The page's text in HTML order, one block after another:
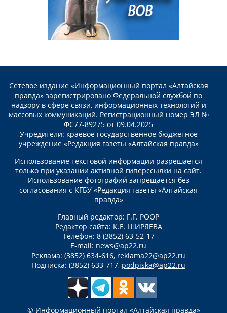
Сетевое издание «Информационный портал «Алтайская
правда» зарегистрировано Федеральной службой по
надзору в сфере связи, информационных технологий и
массовых коммуникаций. Регистрационный номер ЭЛ №
ФС77-89275 от 09.04.2025
Учредители: краевое государственное бюджетное
учреждение «Редакция газеты «Алтайская правда»
Использование текстовой информации разрешается
только при указании активной гиперссылки на сайт.
Использование фотографий запрещается без
согласования с КГБУ «Редакция газеты «Алтайская
правда»
Главный редактор: Г.Г. РООР
Редактор сайта: К.Е. ШИРЯЕВА
Телефон: 8 (3852) 63-52-17
E-mail: news@ap22.ru
Реклама: (3852) 634-616, reklama22@ap22.ru
Подписка: (3852) 633-717, podpiska@ap22.ru
© Информационный портал «Алтайская правда»